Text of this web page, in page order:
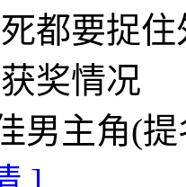
都要捉
奖情况
主角(提